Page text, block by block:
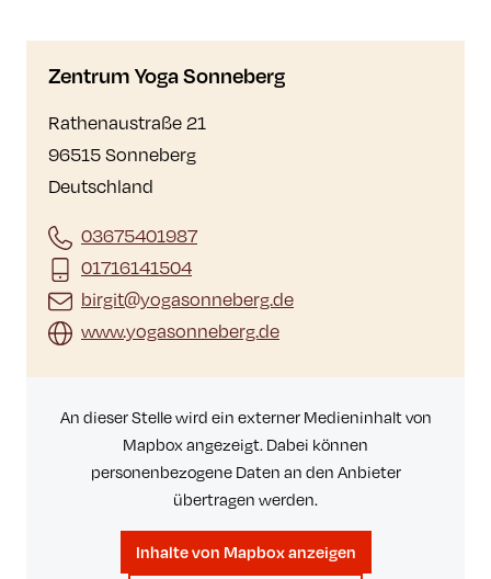
Zentrum Yoga Sonneberg
Rathenaustraße 21
96515 Sonneberg
Deutschland
03675401987
01716141504
birgit@yogasonneberg.de
www.yogasonneberg.de
An dieser Stelle wird ein externer Medieninhalt von
Mapbox angezeigt. Dabei können
personenbezogene Daten an den Anbieter
übertragen werden.
Inhalte von Mapbox anzeigen